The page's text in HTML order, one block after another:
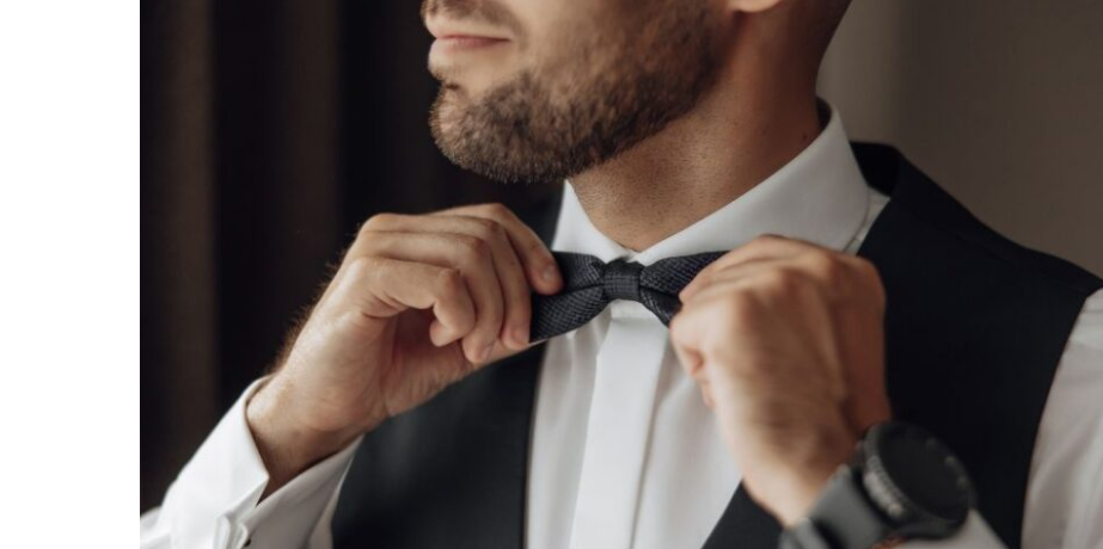
ZWYCZAJE I TRADYCJE
ŚLUBNE
CEREMONIA I WESELE
MENU I TORT WESELNY